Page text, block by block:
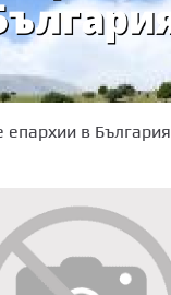
епархии в България